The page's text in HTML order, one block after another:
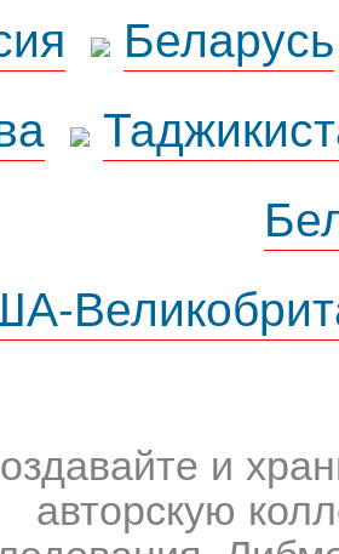
Беларусь
и
авторскую